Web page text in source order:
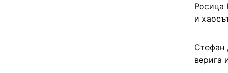
Росица
и
Стефан
верига